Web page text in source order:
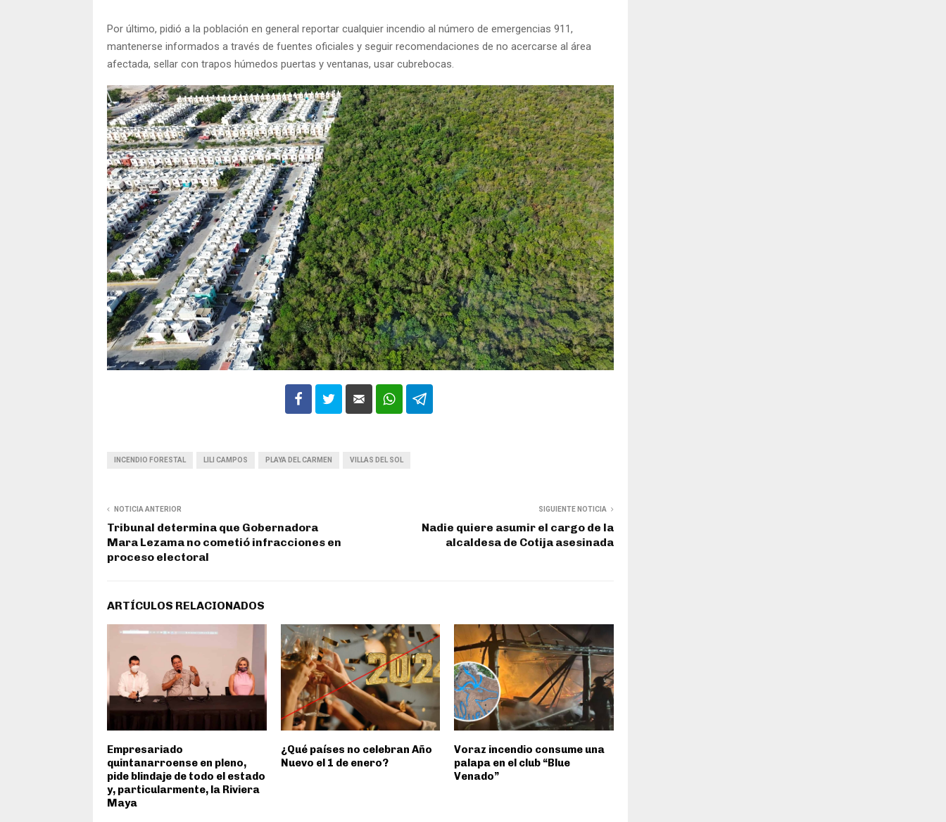
Por último, pidió a la población en general reportar cualquier incendio al número de emergencias 911,
mantenerse informados a través de fuentes oficiales y seguir recomendaciones de no acercarse al área
afectada, sellar con trapos húmedos puertas y ventanas, usar cubrebocas.
INCENDIO FORESTAL LILI CAMPOS PLAYA DEL CARMEN VILLAS DEL SOL
NOTICIA ANTERIOR
Tribunal determina que Gobernadora
Mara Lezama no cometió infracciones en
proceso electoral
SIGUIENTE NOTICIA
Nadie quiere asumir el cargo de la
alcaldesa de Cotija asesinada
ARTÍCULOS RELACIONADOS
Empresariado
quintanarroense en pleno,
pide blindaje de todo el estado
y, particularmente, la Riviera
Maya
¿Qué países no celebran Año
Nuevo el 1 de enero?
Voraz incendio consume una
palapa en el club “Blue
Venado”